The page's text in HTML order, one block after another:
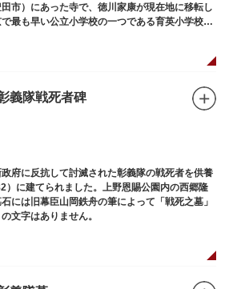
市）にあった寺で、徳川家康が現在地に移転し
最も早い公立小学校の一つである育英小学校の
ます。
義隊戦死者碑
府に反抗して討滅された彰義隊の戦死者を供養
）に建てられました。上野恩賜公園内の西郷隆
には旧幕臣山岡鉄舟の筆によって「戦死之墓」
文字はありません。